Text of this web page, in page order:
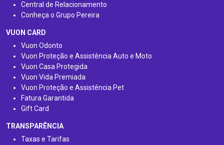
Central de Relacionamento
Conheça o Grupo Pereira
VUON CARD
Vuon Odonto
Vuon Proteção e Assistência Auto e Moto
Vuon Casa Protegida
Vuon Vida Premiada
Vuon Proteção e Assistência Pet
Fatura Garantida
Gift Card
TRANSPARÊNCIA
Taxas e Tarifas